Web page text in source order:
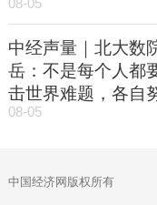
08-05
中经声量｜北大数
岳：不是每个人都
击世界难题，各自
08-05
中国经济网版权所有